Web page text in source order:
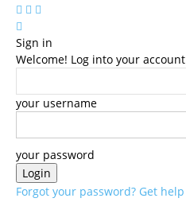
Sign in
Welcome! Log into your account
your username
your password
Forgot your password? Get help